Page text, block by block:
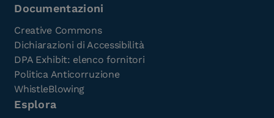
Documentazioni
Creative Commons
Dichiarazioni di Accessibilità
DPA Exhibit: elenco fornitori
Politica Anticorruzione
WhistleBlowing
Esplora